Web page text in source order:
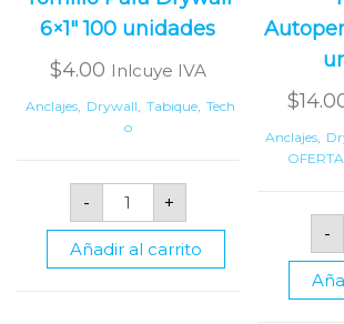
6×1″ 100 unidades
$4.00 Inlcuye IVA
Anclajes, Drywall, Tabique, Tech
o
-
Tornillo
Para
Drywall
6x1"
100
unidades
+
Añadir al carrito
$
Anclajes,
-